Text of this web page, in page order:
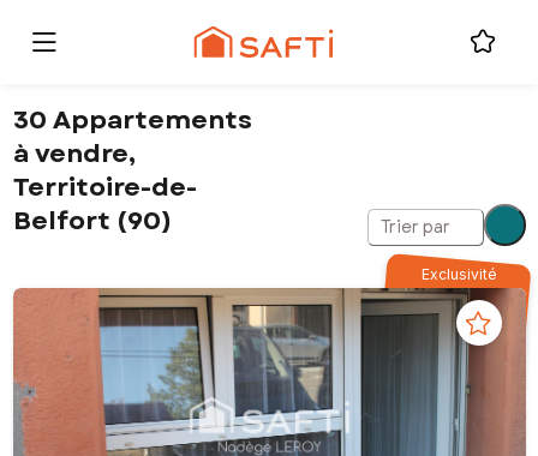
30 Appartements
à vendre,
Territoire-de-
Belfort (90)
Trier par
Exclusivité